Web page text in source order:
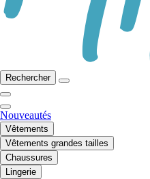
Rechercher
Nouveautés
Vêtements
Vêtements grandes tailles
Chaussures
Lingerie